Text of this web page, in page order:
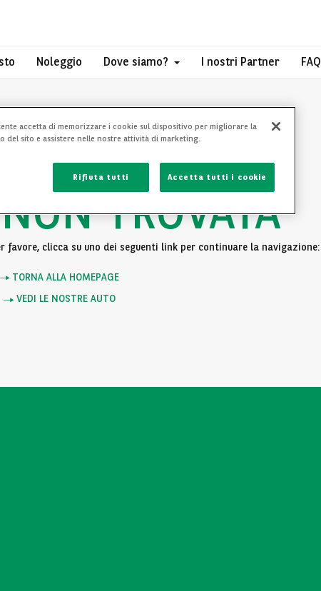
Noleggio Dove siamo? I nostri Partner FAQ
TROVATA
favore, clicca su uno dei seguenti link per continuare la navigazione:
TORNA ALLA HOMEPAGE
VEDI LE NOSTRE AUTO
accetta di memorizzare i cookie sul dispositivo per migliorare la
del sito e assistere nelle nostre attività di marketing.
Rifiuta tutti Accetta tutti i cookie